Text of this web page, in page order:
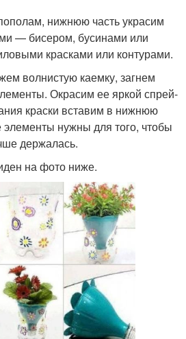
нижнюю часть украсим
— бисером, бусинами или
красками или контурами.
волнистую каемку, загнем
Окрасим ее яркой спрей-
краски вставим в нижнюю
элементы нужны для того, чтобы
держалась.
на фото ниже.